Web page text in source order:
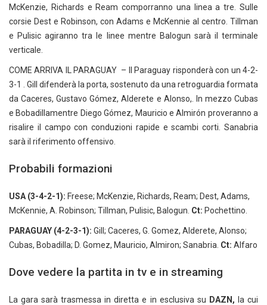
McKenzie, Richards e Ream comporranno una linea a tre. Sulle
corsie Dest e Robinson, con Adams e McKennie al centro. Tillman
e Pulisic agiranno tra le linee mentre Balogun sarà il terminale
verticale.
COME ARRIVA IL PARAGUAY – Il Paraguay risponderà con un 4-2-
3-1 . Gill difenderà la porta, sostenuto da una retroguardia formata
da Caceres, Gustavo Gómez, Alderete e Alonso,. In mezzo Cubas
e Bobadillamentre Diego Gómez, Mauricio e Almirón proveranno a
risalire il campo con conduzioni rapide e scambi corti. Sanabria
sarà il riferimento offensivo.
Probabili formazioni
USA (3-4-2-1): Freese; McKenzie, Richards, Ream; Dest, Adams,
McKennie, A. Robinson; Tillman, Pulisic, Balogun. Ct: Pochettino.
PARAGUAY (4-2-3-1): Gill; Caceres, G. Gomez, Alderete, Alonso;
Cubas, Bobadilla; D. Gomez, Mauricio, Almiron; Sanabria. Ct: Alfaro
Dove vedere la partita in tv e in streaming
La gara sarà trasmessa in diretta e in esclusiva su DAZN, la cui